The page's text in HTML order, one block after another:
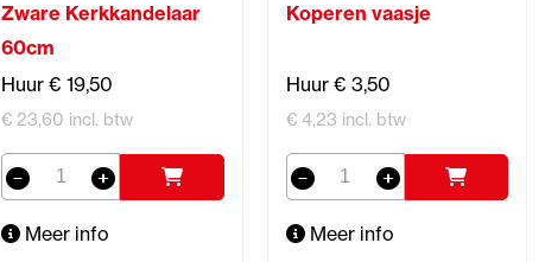
Zware Kerkkandelaar
60cm
Huur € 19,50
€ 23,60 incl. btw
Meer info
Koperen vaasje
Huur € 3,50
€ 4,23 incl. btw
Meer info